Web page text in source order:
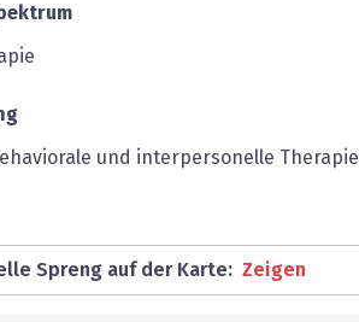
und interpersonelle Therapie
Spreng auf der Karte: Zeigen